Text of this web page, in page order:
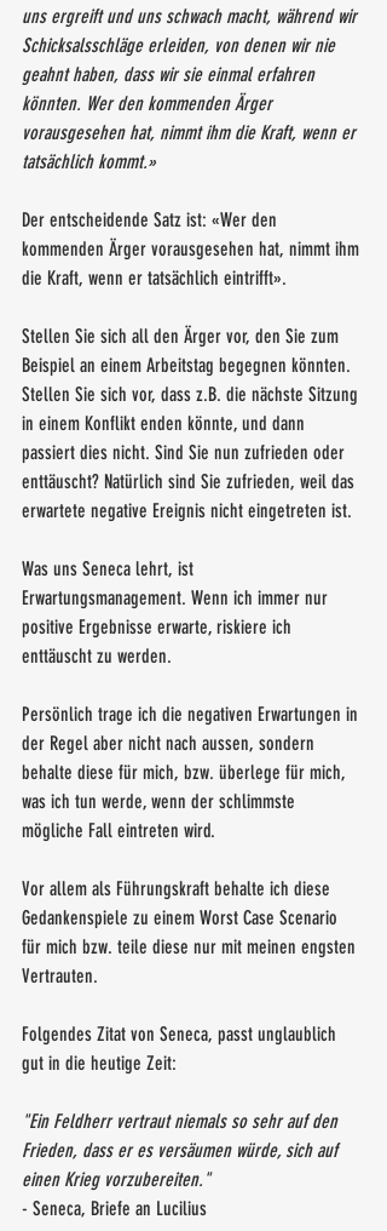
uns ergreift und uns schwach macht, während wir
Schicksalsschläge erleiden, von denen wir nie
geahnt haben, dass wir sie einmal erfahren
könnten. Wer den kommenden Ärger
vorausgesehen hat, nimmt ihm die Kraft, wenn er
tatsächlich kommt.»
Der entscheidende Satz ist: «Wer den
kommenden Ärger vorausgesehen hat, nimmt ihm
die Kraft, wenn er tatsächlich eintrifft».
Stellen Sie sich all den Ärger vor, den Sie zum
Beispiel an einem Arbeitstag begegnen könnten.
Stellen Sie sich vor, dass z.B. die nächste Sitzung
in einem Konflikt enden könnte, und dann
passiert dies nicht. Sind Sie nun zufrieden oder
enttäuscht? Natürlich sind Sie zufrieden, weil das
erwartete negative Ereignis nicht eingetreten ist.
Was uns Seneca lehrt, ist
Erwartungsmanagement. Wenn ich immer nur
positive Ergebnisse erwarte, riskiere ich
enttäuscht zu werden.
Persönlich trage ich die negativen Erwartungen in
der Regel aber nicht nach aussen, sondern
behalte diese für mich, bzw. überlege für mich,
was ich tun werde, wenn der schlimmste
mögliche Fall eintreten wird.
Vor allem als Führungskraft behalte ich diese
Gedankenspiele zu einem Worst Case Scenario
für mich bzw. teile diese nur mit meinen engsten
Vertrauten.
Folgendes Zitat von Seneca, passt unglaublich
gut in die heutige Zeit:
"Ein Feldherr vertraut niemals so sehr auf den
Frieden, dass er es versäumen würde, sich auf
einen Krieg vorzubereiten."
- Seneca, Briefe an Lucilius